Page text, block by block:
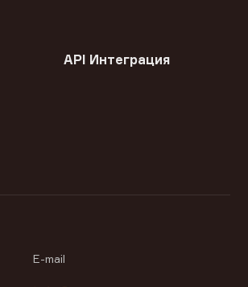
API Интеграция
E-mail